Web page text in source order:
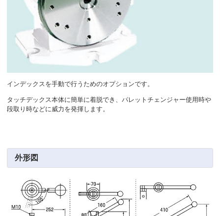
インデックスを手動で行うためのオプションです。
タッチデックス本体に簡単に着脱でき、パレットチェンジャー使用時や
段取り時などに威力を発揮します。
外形図